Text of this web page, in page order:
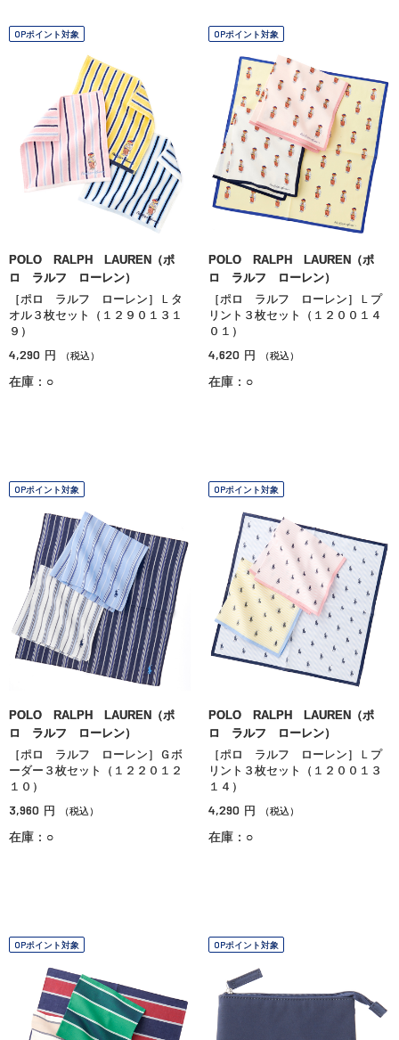
OPポイント対象
POLO RALPH LAUREN（ポ
ロ ラルフ ローレン）
［ポロ ラルフ ローレン］Ｌタ
オル３枚セット（１２９０１３１
９）
4,290 円 （税込）
在庫：○
OPポイント対象
POLO RALPH LAUREN（ポ
ロ ラルフ ローレン）
［ポロ ラルフ ローレン］Ｌプ
リント３枚セット（１２００１４
０１）
4,620 円 （税込）
在庫：○
OPポイント対象
POLO RALPH LAUREN（ポ
ロ ラルフ ローレン）
［ポロ ラルフ ローレン］Ｇボ
ーダー３枚セット（１２２０１２
１０）
3,960 円 （税込）
在庫：○
OPポイント対象
POLO RALPH LAUREN（ポ
ロ ラルフ ローレン）
［ポロ ラルフ ローレン］Ｌプ
リント３枚セット（１２００１３
１４）
4,290 円 （税込）
在庫：○
OPポイント対象 OPポイント対象